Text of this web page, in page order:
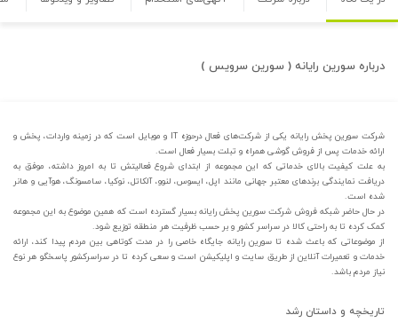
درباره سورین رایانه ( سورین سرویس )
شرکت سورین پخش رایانه یکی از شرکت‌های فعال درحوزه IT و موبایل است که در زمینه واردات، پخش و
ارائه‌ خدمات پس از فروش گوشی همراه و تبلت بسیار فعال است.
به علت کیفیت بالای خدماتی که این مجموعه از ابتدای شروع فعالیتش تا به امروز داشته، موفق به
دریافت نمایندگی برندهای معتبر جهانی مانند اپل، ایسوس، لنوو، آلکاتل، نوکیا، سامسونگ، هوآیی و هانر
شده است.
در حال حاضر شبکه فروش شرکت سورین پخش رایانه بسیار گسترده است که همین موضوع به این مجموعه
کمک کرده تا به راحتی کالا در سراسر کشور و بر حسب ظرفیت هر منطقه توزیع شود.
از موضوعاتی که باعث شده تا سورین رایانه جایگاه خاصی را در مدت کوتاهی بین مردم پیدا کند، ارائه
خدمات و تعمیرات آنلاین از طریق سایت و اپلیکیشن است و سعی کرده تا در سراسر‌کشور پاسخگو هر نوع
نیاز مردم باشد.
تاریخچه و داستان رشد